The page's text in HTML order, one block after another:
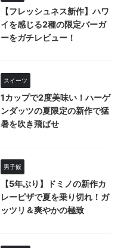
【フレッシュネス新作】ハワ
イを感じる2種の限定バーガ
ーをガチレビュー！
スイーツ
1カップで2度美味い！ハーゲ
ンダッツの夏限定の新作で猛
暑を吹き飛ばせ
男子飯
【5年ぶり】ドミノの新作カ
レーピザで夏を乗り切れ！ガ
ッツリ＆爽やかの極致